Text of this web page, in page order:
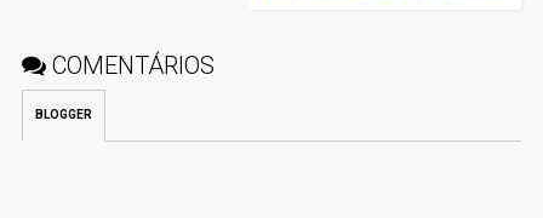
COMENTÁRIOS
BLOGGER